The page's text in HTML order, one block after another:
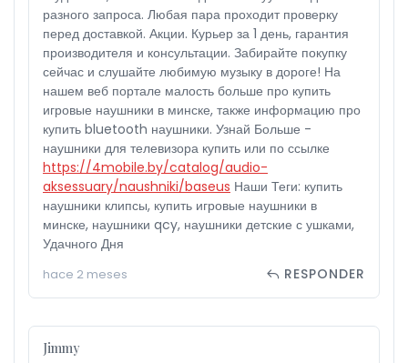
разного запроса. Любая пара проходит проверку
перед доставкой. Акции. Курьер за 1 день, гарантия
производителя и консультации. Забирайте покупку
сейчас и слушайте любимую музыку в дороге! На
нашем веб портале малость больше про купить
игровые наушники в минске, также информацию про
купить bluetooth наушники. Узнай Больше -
наушники для телевизора купить или по ссылке
https://4mobile.by/catalog/audio-
aksessuary/naushniki/baseus Наши Теги: купить
наушники клипсы, купить игровые наушники в
минске, наушники qcy, наушники детские с ушками,
Удачного Дня
hace 2 meses RESPONDER
Jimmy